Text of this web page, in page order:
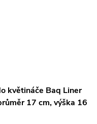
květináče Baq Liner
17 cm, výška 16